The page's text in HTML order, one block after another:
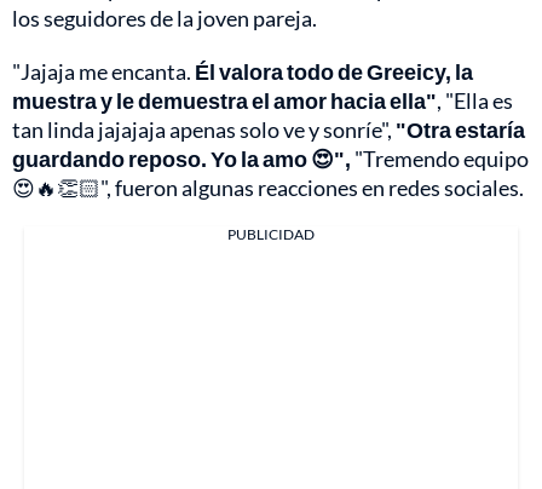
los seguidores de la joven pareja.
"Jajaja me encanta. Él valora todo de Greeicy, la
muestra y le demuestra el amor hacia ella", "Ella es
tan linda jajajaja apenas solo ve y sonríe", "Otra estaría
guardando reposo. Yo la amo 😍", "Tremendo equipo
😍🔥👏🏻", fueron algunas reacciones en redes sociales.
PUBLICIDAD